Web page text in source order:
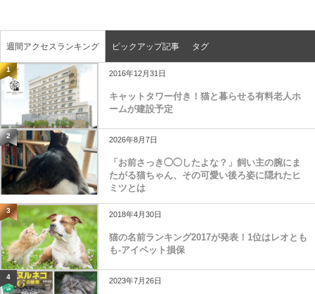
週間アクセスランキング ピックアップ記事 タグ
1 2016年12月31日
キャットタワー付き！猫と暮らせる有料老人ホ
ームが建設予定
2 2026年8月7日
「お前さっき◯◯したよな？」飼い主の腕にま
たがる猫ちゃん、その可愛い後ろ姿に隠れたヒ
ミツとは
3 2018年4月30日
猫の名前ランキング2017が発表！1位はレオとも
も-アイペット損保
4 2023年7月26日